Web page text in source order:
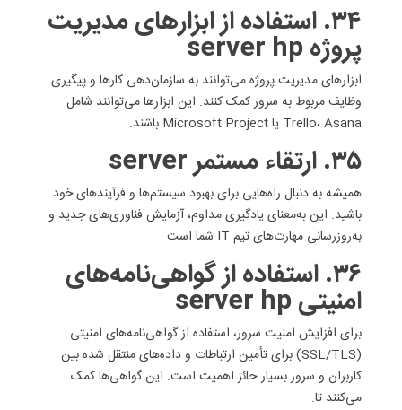
۳۴. استفاده از ابزارهای مدیریت
پروژه server hp
ابزارهای مدیریت پروژه می‌توانند به سازمان‌دهی کارها و پیگیری
وظایف مربوط به سرور کمک کنند. این ابزارها می‌توانند شامل
Trello، Asana یا Microsoft Project باشند.
۳۵. ارتقاء مستمر server
همیشه به دنبال راه‌هایی برای بهبود سیستم‌ها و فرآیندهای خود
باشید. این به‌معنای یادگیری مداوم، آزمایش فناوری‌های جدید و
به‌روزرسانی مهارت‌های تیم IT شما است.
۳۶. استفاده از گواهی‌نامه‌های
امنیتی server hp
برای افزایش امنیت سرور، استفاده از گواهی‌نامه‌های امنیتی
(SSL/TLS) برای تأمین ارتباطات و داده‌های منتقل شده بین
کاربران و سرور بسیار حائز اهمیت است. این گواهی‌ها کمک
می‌کنند تا: